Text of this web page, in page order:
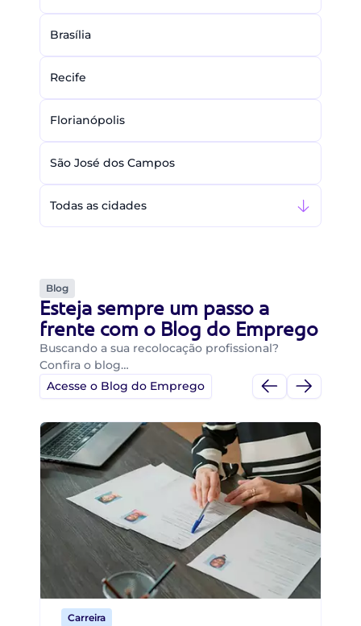
Brasília
Recife
Florianópolis
São José dos Campos
Todas as cidades
Blog
Esteja sempre um passo a
frente com o Blog do Emprego
Buscando a sua recolocação profissional?
Confira o blog…
Acesse o Blog do Emprego
Carreira